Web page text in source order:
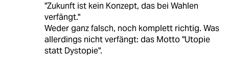
"Zukunft ist kein Konzept, das bei Wahlen
verfängt."
Weder ganz falsch, noch komplett richtig. Was
allerdings nicht verfängt: das Motto "Utopie
statt Dystopie".